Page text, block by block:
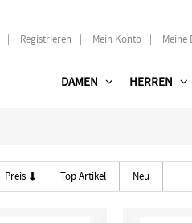
| Registrieren | Mein Konto | Meine
DAMEN HERREN
Preis Top Artikel Neu